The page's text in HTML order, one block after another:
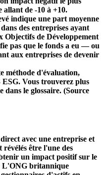
allant de -10 à +10.
indique une part moyenne
des entreprises ayant
Objectifs de Développement
pas que le fonds a eu — ou
aux entreprises de devenir
méthode d'évaluation,
Vous trouverez plus
le glossaire. (Source
avec une entreprise et
révélés être l'une des
un impact positif sur le
L'ONG britannique